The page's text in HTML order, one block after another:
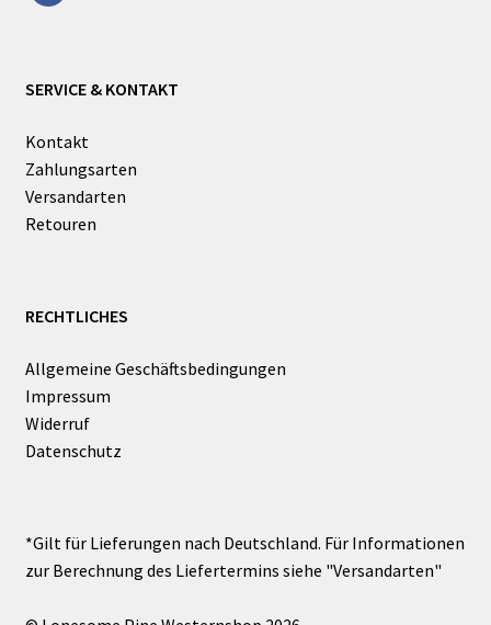
SERVICE & KONTAKT
Kontakt
Zahlungsarten
Versandarten
Retouren
RECHTLICHES
Allgemeine Geschäftsbedingungen
Impressum
Widerruf
Datenschutz